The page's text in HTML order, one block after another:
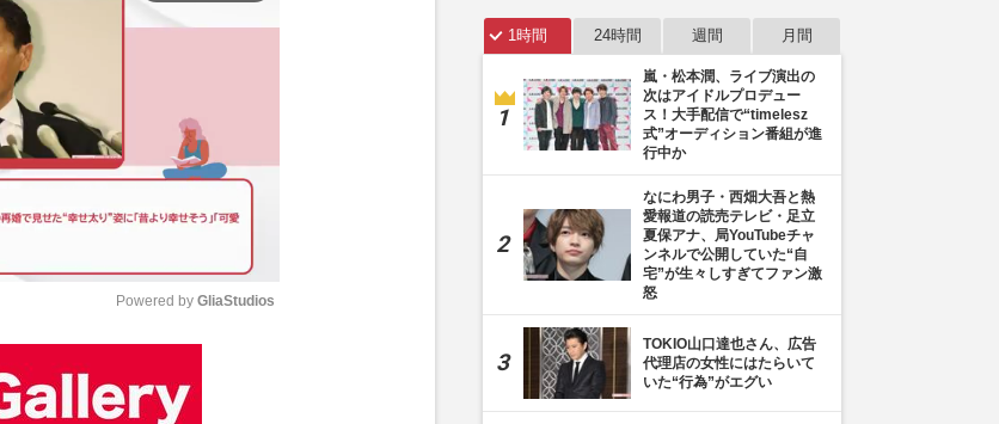
u
Powered by GliaStudios
1時間 24時間 週間 月間
嵐・松本潤、ライブ演出の
次はアイドルプロデュー
ス！大手配信で“timelesz
式”オーディション番組が進
行中か
なにわ男子・西畑大吾と熱
愛報道の読売テレビ・足立
夏保アナ、局YouTubeチャ
ンネルで公開していた“自
宅”が生々しすぎてファン激
怒
TOKIO山口達也さん、広告
代理店の女性にはたらいて
いた“行為”がエグい